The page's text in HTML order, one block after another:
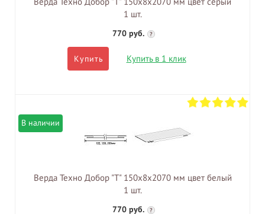
1 шт.
770 руб. ?
Купить Купить в 1 клик
В наличии
Верда Техно Добор "Т" 150х8х2070 мм цвет белый
1 шт.
770 руб. ?